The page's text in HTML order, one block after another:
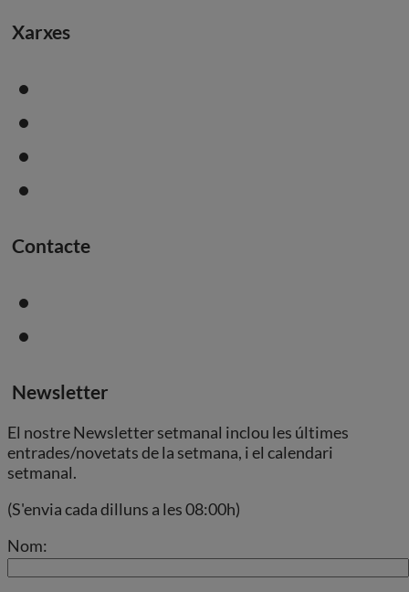
Xarxes
Contacte
Newsletter
El nostre Newsletter setmanal inclou les últimes
entrades/novetats de la setmana, i el calendari
setmanal.
(S'envia cada dilluns a les 08:00h)
Nom: